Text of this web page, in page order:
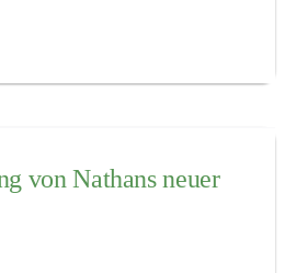
von Nathans neuer